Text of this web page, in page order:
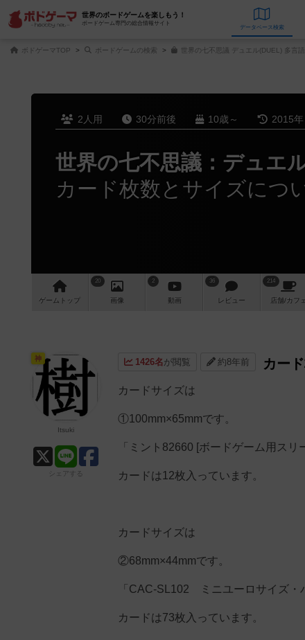
世界のボードゲームを楽しもう！
ボードゲーム専門の総合情報サイト
データベース
ボドゲーマTOP ボードゲームの検索 世界の七不思議 デュエル(DUEL) 多言
2人用 30分前後 10歳～ 2015年
世界の七不思議：デュエ
カード枚数とサイズにつ
ゲーム トップ
20
画像
2
動画
36
レビュー
214
店舗/カフェ
1426名が閲覧 約8年前 カー
カードサイズは
①100mm×65mmです。
「ミント82660 [ボードゲーム用ス
カードは12枚入っています。
カードサイズは
②68mm×44mmです。
「CAC-SL102 ミニユーロサイズ・
カードは73枚入っています。
神
Itsuki
シェアする